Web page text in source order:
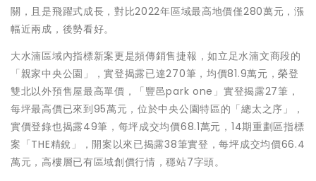
關，且是飛躍式成長，對比2022年區域最高地價僅280萬元，漲
幅近兩成，後勢看好。
大水湳區域內指標新案更是頻傳銷售捷報，如立足水湳文商段的
「親家中央公園」，實登揭露已達270筆，均價81.9萬元，榮登
雙北以外預售屋最高單價，「豐邑park one」實登揭露27筆，
每坪最高價已來到95萬元，位於中央公園特區的「總太之序」，
實價登錄也揭露49筆，每坪成交均價68.1萬元，14期重劃區指標
案「THE精銳」，開案以來已揭露38筆實登，每坪成交均價66.4
萬元，高樓層已有區域創價行情，穩站7字頭。